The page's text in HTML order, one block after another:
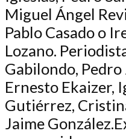
Miguel Ángel
Pablo Casado o
Lozano.
Gabilondo, Pedro
Ernesto Ekaizer,
Gutiérrez,
Jaime